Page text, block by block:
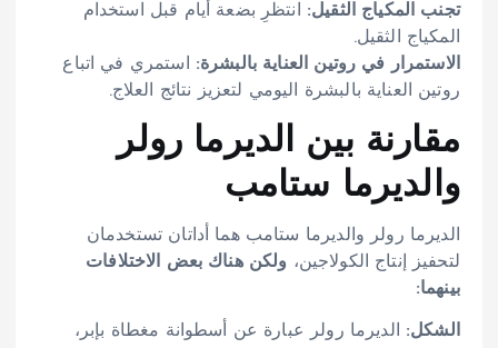
تجنب المكياج الثقيل:انتظرِ بضعة أيام قبل استخدام
المكياج الثقيل.
الاستمرار في روتين العناية بالبشرة:استمري في اتباع
روتين العناية بالبشرة اليومي لتعزيز نتائج العلاج.
مقارنة بين الديرما رولر
والديرما ستامب
الديرما رولر والديرما ستامب هما أداتان تستخدمان
لتحفيز إنتاج الكولاجين، ولكن هناك بعض الاختلافات
بينهما:
الشكل:الديرما رولر عبارة عن أسطوانة مغطاة بإبر،